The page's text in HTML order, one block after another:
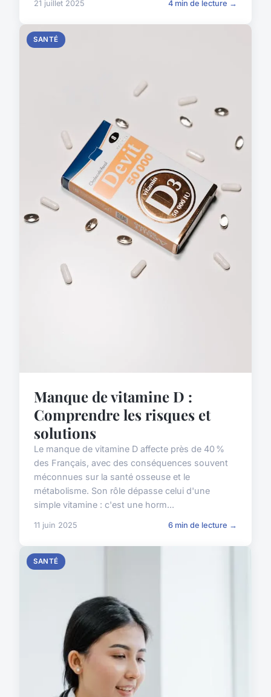
21 juillet 2025 4 min de lecture →
SANTÉ
Manque de vitamine D :
Comprendre les risques et
solutions
Le manque de vitamine D affecte près de 40 %
des Français, avec des conséquences souvent
méconnues sur la santé osseuse et le
métabolisme. Son rôle dépasse celui d'une
simple vitamine : c'est une horm...
11 juin 2025 6 min de lecture →
SANTÉ